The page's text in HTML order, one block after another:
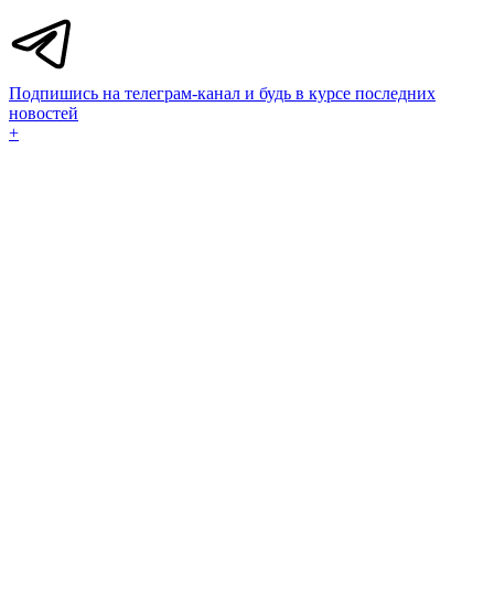
Подпишись на телеграм-канал и будь в курсе последних
новостей
+